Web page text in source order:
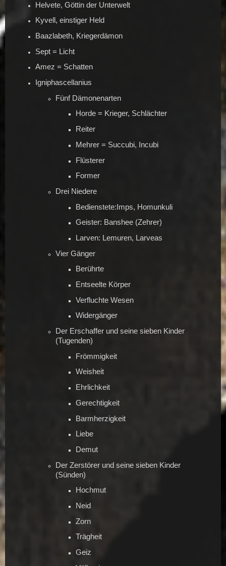
Helvete, Göttin der Unterwelt
Kyvell, einstiger Held
Baazlabeth, Kriegerdämon
Sept = Licht
Amez = Schatten
Igniphascellanius
Fünf Dämonenarten
Horde = Krieger, Schlächter
Reiter
Mehrer = Succubi, Incubi
Flüsterer
Former
Drei Niedere
Bedienstete:Imps, Homunkuli
Geister: Banshee (Zehrer)
Larven: Lemuren, Larveas
Vier Gänger
Berührte
Entseelte Körper
Verfluchte Wesen
Widergänger
Der Erschaffer und seine sieben Kinder
(Tugenden)
Frömmigkeit
Weisheit
Ehrlichkeit
Gerechtigkeit
Barmherzigkeit
Liebe
Demut
Der Zerstörer und seine sieben Kinder
(Sünden)
Hochmut
Neid
Zorn
Trägheit
Geiz